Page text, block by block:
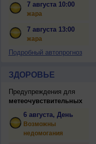
7 августа 10:00
жара
7 августа 13:00
жара
Подробный автопрогноз
ЗДОРОВЬЕ
Предупреждения для
метеочувствительных
6 августа, День
Возможны
недомогания